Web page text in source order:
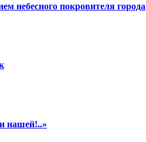
небесного покровителя города
нашей!..»